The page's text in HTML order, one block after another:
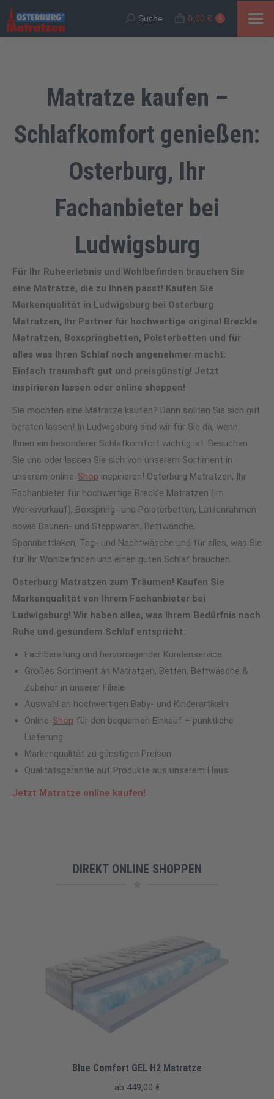
Suche:
Suche 0,00 € 0
Matratze kaufen –
Schlafkomfort genießen:
Osterburg, Ihr
Fachanbieter bei
Ludwigsburg
Für Ihr Ruheerlebnis und Wohlbefinden brauchen Sie
eine Matratze, die zu Ihnen passt! Kaufen Sie
Markenqualität in Ludwigsburg bei Osterburg
Matratzen, Ihr Partner für hochwertige original Breckle
Matratzen, Boxspringbetten, Polsterbetten und für
alles was Ihren Schlaf noch angenehmer macht:
Einfach traumhaft gut und preisgünstig! Jetzt
inspirieren lassen oder online shoppen!
Sie möchten eine Matratze kaufen? Dann sollten Sie sich gut
beraten lassen! In Ludwigsburg sind wir für Sie da, wenn
Ihnen ein besonderer Schlafkomfort wichtig ist. Besuchen
Sie uns oder lassen Sie sich von unserem Sortiment in
unserem online-Shop inspirieren! Osterburg Matratzen, Ihr
Fachanbieter für hochwertige Breckle Matratzen (im
Werksverkauf), Boxspring- und Polsterbetten, Lattenrahmen
sowie Daunen- und Steppwaren, Bettwäsche,
Spannbettlaken, Tag- und Nachtwäsche und für alles, was Sie
für Ihr Wohlbefinden und einen guten Schlaf brauchen.
Osterburg Matratzen zum Träumen! Kaufen Sie
Markenqualität von Ihrem Fachanbieter bei
Ludwigsburg! Wir haben alles, was Ihrem Bedürfnis nach
Ruhe und gesundem Schlaf entspricht:
Fachberatung und hervorragender Kundenservice
Großes Sortiment an Matratzen, Betten, Bettwäsche &
Zubehör in unserer Filiale
Auswahl an hochwertigen Baby- und Kinderartikeln
Online-Shop für den bequemen Einkauf – pünktliche
Lieferung
Markenqualität zu günstigen Preisen
Qualitätsgarantie auf Produkte aus unserem Haus
Jetzt Matratze online kaufen!
DIREKT ONLINE SHOPPEN
Blue Comfort GEL H2 Matratze
ab 449,00 €